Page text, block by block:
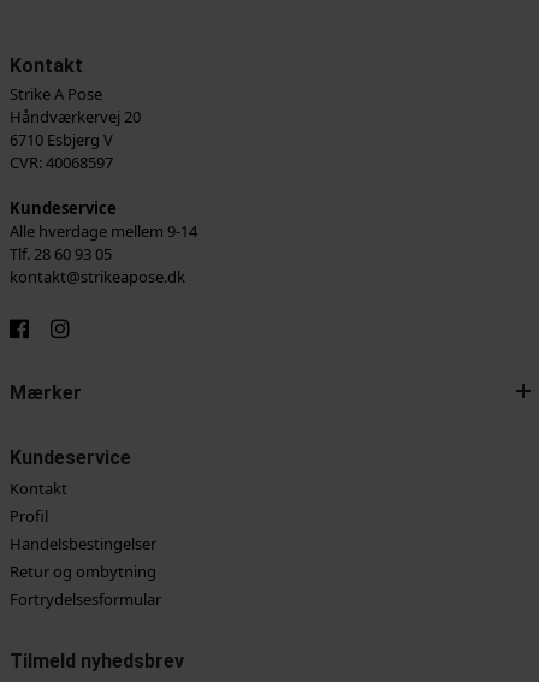
Kontakt
Strike A Pose
Håndværkervej 20
6710 Esbjerg V
CVR: 40068597
Kundeservice
Alle hverdage mellem 9-14
Tlf. 28 60 93 05
kontakt@strikeapose.dk
Mærker
Kundeservice
Kontakt
Profil
Handelsbestingelser
Retur og ombytning
Fortrydelsesformular
Tilmeld nyhedsbrev